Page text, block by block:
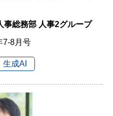
総務部 人事2グループ
7-8月号
生成AI